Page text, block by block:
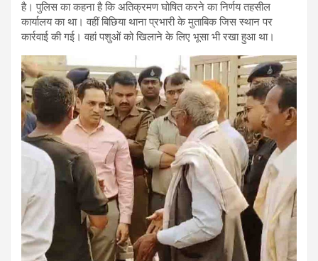
है। पुलिस का कहना है कि अतिक्रमण घोषित करने का निर्णय तहसील
कार्यालय का था। वहीं बिछिया थाना प्रभारी के मुताबिक जिस स्थान पर
कार्रवाई की गई। वहां पशुओं को खिलाने के लिए भूसा भी रखा हुआ था।